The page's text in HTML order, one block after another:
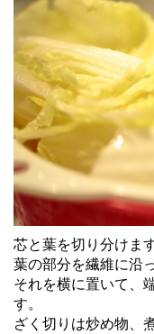
芯と葉を切り分けます
葉の部分を繊維に沿
それを横に置いて、
す。
ざく切りは炒め物、